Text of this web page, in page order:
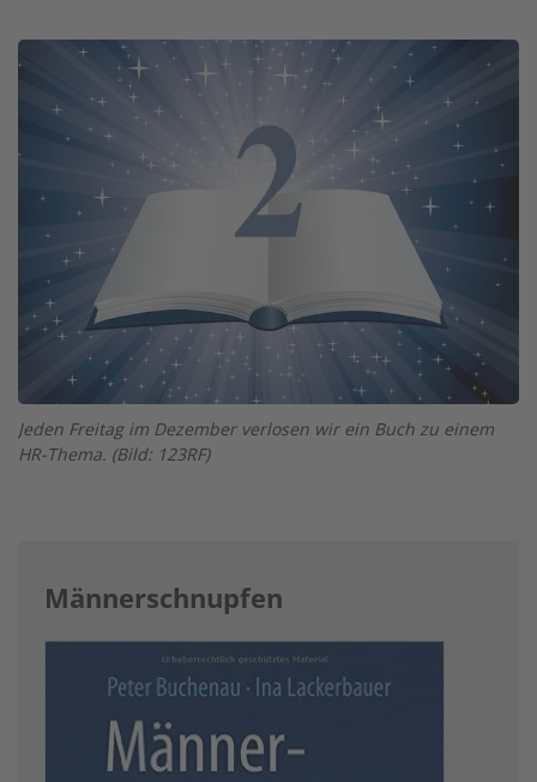
Image
Jeden Freitag im Dezember verlosen wir ein Buch zu einem
HR-Thema. (Bild: 123RF)
Männerschnupfen